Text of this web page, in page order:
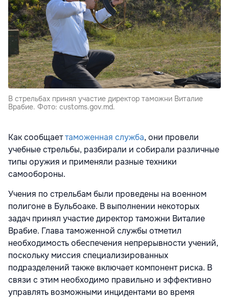
В стрельбах принял участие директор таможни Виталие
Врабие. Фото: customs.gov.md.
Как сообщаеттаможенная служба, они провели
учебные стрельбы, разбирали и собирали различные
типы оружия и применяли разные техники
самообороны.
Учения по стрельбам были проведены на военном
полигоне в Бульбоаке. В выполнении некоторых
задач принял участие директор таможни Виталие
Врабие. Глава таможенной службы отметил
необходимость обеспечения непрерывности учений,
поскольку миссия специализированных
подразделений также включает компонент риска. В
связи с этим необходимо правильно и эффективно
управлять возможными инцидентами во время